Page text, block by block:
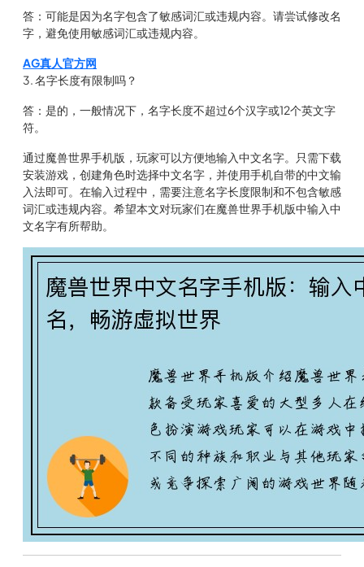
答：可能是因为名字包含了敏感词汇或违规内容。请尝试修改名
字，避免使用敏感词汇或违规内容。
AG真人官方网
3. 名字长度有限制吗？
答：是的，一般情况下，名字长度不超过6个汉字或12个英文字
符。
通过魔兽世界手机版，玩家可以方便地输入中文名字。只需下载
安装游戏，创建角色时选择中文名字，并使用手机自带的中文输
入法即可。在输入过程中，需要注意名字长度限制和不包含敏感
词汇或违规内容。希望本文对玩家们在魔兽世界手机版中输入中
文名字有所帮助。